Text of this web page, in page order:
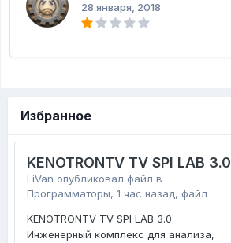
28 января, 2018
Избранное
KENOTRONTV TV SPI LAB 3.0
LiVan опубликовал файл в
Программаторы, 1 час назад, файл
KENOTRONTV TV SPI LAB 3.0
Инженерный комплекс для анализа,